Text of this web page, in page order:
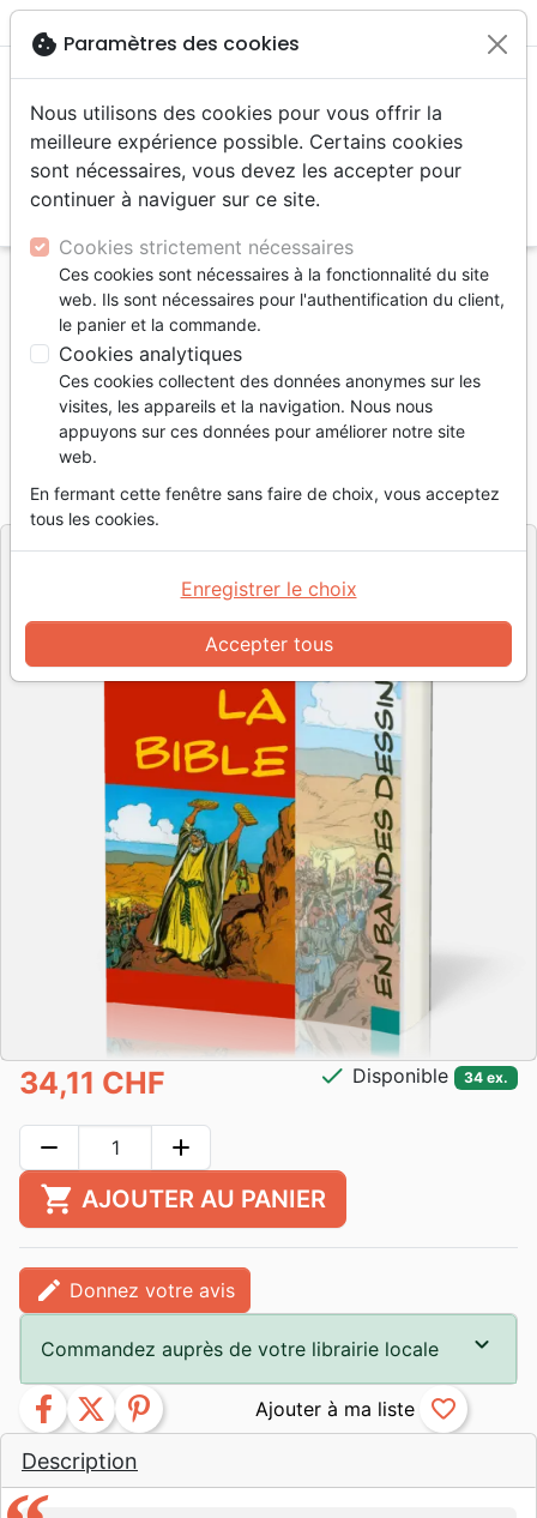
menu
Accueil
Jeunesse
Bible en bandes dessinées (La) - Édition revue et
augmentée
La Bible en bandes dessinées
Édition revue et augmentée
Editeur Ligue pour la Lecture de la Bible France
Description
34,11 CHF check Disponible 34 ex.
remove add
shopping_cart AJOUTER AU PANIER
edit Donnez votre avis
Commandez auprès de votre librairie locale
facebook twitter pinterest favorite_border
cookie Paramètres des cookies
Nous utilisons des cookies pour vous offrir la
meilleure expérience possible. Certains cookies
sont nécessaires, vous devez les accepter pour
continuer à naviguer sur ce site.
Cookies strictement nécessaires
Ces cookies sont nécessaires à la fonctionnalité du site
web. Ils sont nécessaires pour l'authentification du client,
le panier et la commande.
Cookies analytiques
Ces cookies collectent des données anonymes sur les
visites, les appareils et la navigation. Nous nous
appuyons sur ces données pour améliorer notre site
web.
En fermant cette fenêtre sans faire de choix, vous acceptez
tous les cookies.
Accepter tous
Enregistrer le choix